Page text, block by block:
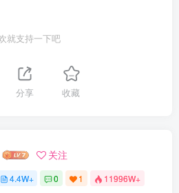
就支持一下吧
分享 收藏
关注
4.4W+ 0 1 11996W+